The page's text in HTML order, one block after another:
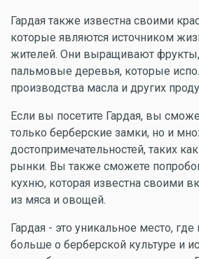
Гардая также известна своими
которые являются источником
жителей. Они выращивают
пальмовые деревья, которые
производства масла и других
Если вы посетите Гардая, вы
только берберские замки, но и
достопримечательностей, таких
рынки. Вы также сможете
кухню, которая известна своими
из мяса и овощей.
Гардая - это уникальное место,
больше о берберской культуре и